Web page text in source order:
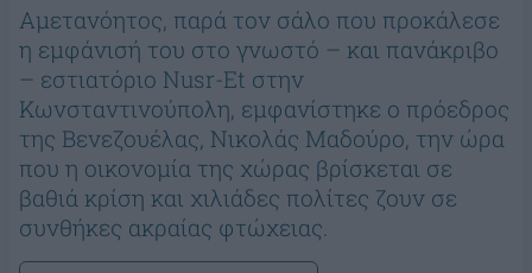
Αμετανόητος, παρά τον σάλο που προκάλεσε
η εμφάνισή του στο γνωστό – και πανάκριβο
– εστιατόριο Nusr-Et στην
Κωνσταντινούπολη, εμφανίστηκε ο πρόεδρος
της Βενεζουέλας, Νικολάς Μαδούρο, την ώρα
που η οικονομία της χώρας βρίσκεται σε
βαθιά κρίση και χιλιάδες πολίτες ζουν σε
συνθήκες ακραίας φτώχειας.